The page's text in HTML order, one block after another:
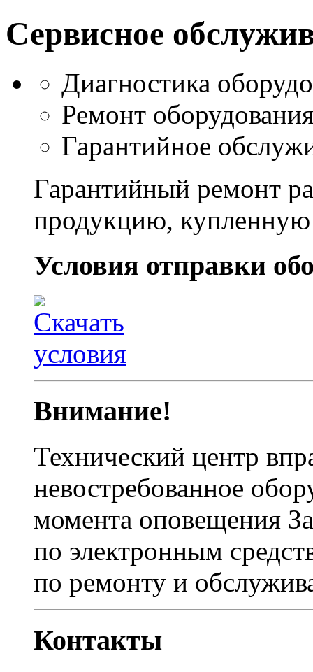
Сервисное
Диагностика
Ремонт
Гарантийное
Гарантийный ремонт
продукцию,
Условия отправки
Внимание!
Технический центр
невостребованное
момента оповещения
по электронным
по ремонту и
Контакты